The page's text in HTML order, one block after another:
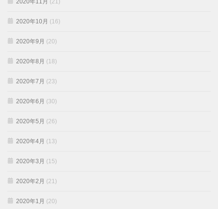
2020年11月 (21)
2020年10月 (16)
2020年9月 (20)
2020年8月 (18)
2020年7月 (23)
2020年6月 (30)
2020年5月 (26)
2020年4月 (13)
2020年3月 (15)
2020年2月 (21)
2020年1月 (20)